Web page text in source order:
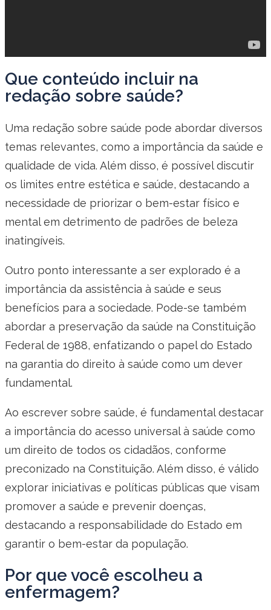
Que conteúdo incluir na
redação sobre saúde?
Uma redação sobre saúde pode abordar diversos
temas relevantes, como a importância da saúde e
qualidade de vida. Além disso, é possível discutir
os limites entre estética e saúde, destacando a
necessidade de priorizar o bem-estar físico e
mental em detrimento de padrões de beleza
inatingíveis.
Outro ponto interessante a ser explorado é a
importância da assistência à saúde e seus
benefícios para a sociedade. Pode-se também
abordar a preservação da saúde na Constituição
Federal de 1988, enfatizando o papel do Estado
na garantia do direito à saúde como um dever
fundamental.
Ao escrever sobre saúde, é fundamental destacar
a importância do acesso universal à saúde como
um direito de todos os cidadãos, conforme
preconizado na Constituição. Além disso, é válido
explorar iniciativas e políticas públicas que visam
promover a saúde e prevenir doenças,
destacando a responsabilidade do Estado em
garantir o bem-estar da população.
Por que você escolheu a
enfermagem?